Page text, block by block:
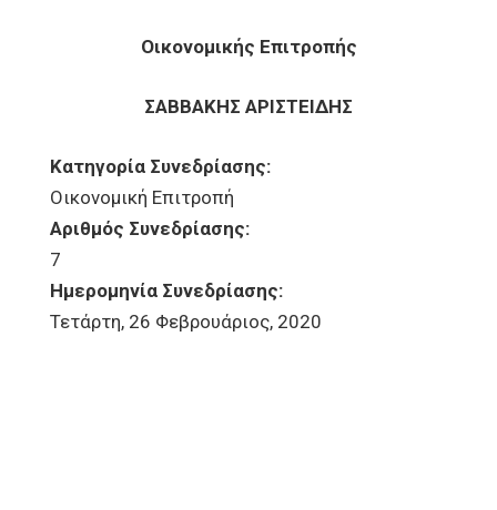
Οικονομικής Επιτροπής
ΣΑΒΒΑΚΗΣ ΑΡΙΣΤΕΙΔΗΣ
Κατηγορία Συνεδρίασης:
Οικονομική Επιτροπή
Αριθμός Συνεδρίασης:
7
Ημερομηνία Συνεδρίασης:
Τετάρτη, 26 Φεβρουάριος, 2020